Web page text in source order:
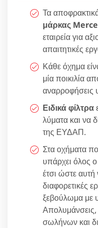
Τα
μάρκας
εταιρεία για
απαιτητικές
Κάθε όχημα
μία ποικιλία
αναρροφήσεις
Ειδικά φίλτρα
λύματα και να
της ΕΥΔΑΠ.
Στα οχήματα
υπάρχει όλος ο
έτσι ώστε αυτή
διαφορετικές
ξεβούλωμα με
Απολυμάνσεις,
σωλήνων και